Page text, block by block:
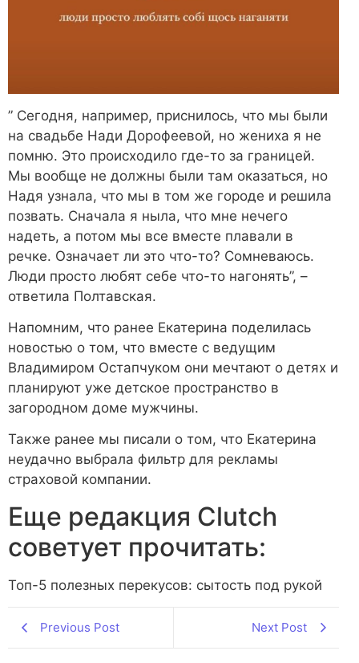
” Сегодня, например, приснилось, что мы были
на свадьбе Нади Дорофеевой, но жениха я не
помню. Это происходило где-то за границей.
Мы вообще не должны были там оказаться, но
Надя узнала, что мы в том же городе и решила
позвать. Сначала я ныла, что мне нечего
надеть, а потом мы все вместе плавали в
речке. Означает ли это что-то? Сомневаюсь.
Люди просто любят себе что-то нагонять”, –
ответила Полтавская.
Напомним, что ранее Екатерина поделилась
новостью о том, что вместе с ведущим
Владимиром Остапчуком они мечтают о детях и
планируют уже детское пространство в
загородном доме мужчины.
Также ранее мы писали о том, что Екатерина
неудачно выбрала фильтр для рекламы
страховой компании.
Еще редакция Сlutch
советует прочитать:
Топ-5 полезных перекусов: сытость под рукой
Previous Post Next Post